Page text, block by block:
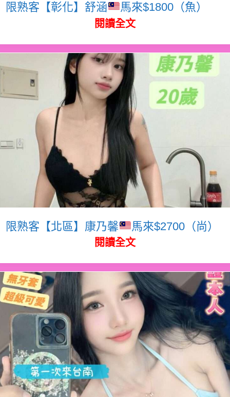
限熟客【彰化】舒涵 馬來$1800（魚）
閱讀全文
限熟客【北區】康乃馨 馬來$2700（尚）
閱讀全文